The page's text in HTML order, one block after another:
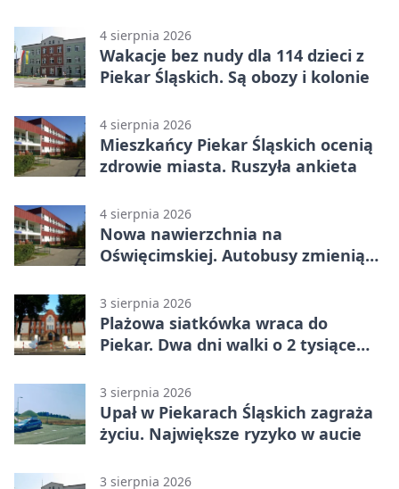
4 sierpnia 2026
Wakacje bez nudy dla 114 dzieci z
Piekar Śląskich. Są obozy i kolonie
4 sierpnia 2026
Mieszkańcy Piekar Śląskich ocenią
zdrowie miasta. Ruszyła ankieta
4 sierpnia 2026
Nowa nawierzchnia na
Oświęcimskiej. Autobusy zmienią
3 sierpnia 2026
Plażowa siatkówka wraca do
Piekar. Dwa dni walki o 2 tysiące
3 sierpnia 2026
Upał w Piekarach Śląskich zagraża
życiu. Największe ryzyko w aucie
3 sierpnia 2026